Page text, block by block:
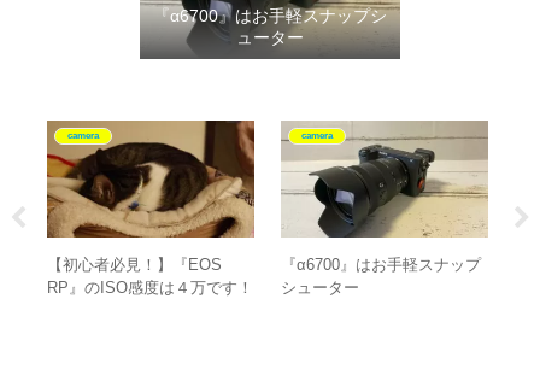
『α6700』はお手軽スナップシ
ューター
camera
【初心者必見！】『EOS
RP』のISO感度は４万です！
camera
『α6700』はお手軽スナップ
シューター